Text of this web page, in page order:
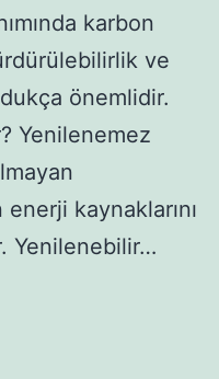
karbon
ve
önemlidir.
Yenilenemez
kaynaklarını
Yenilenebilir…